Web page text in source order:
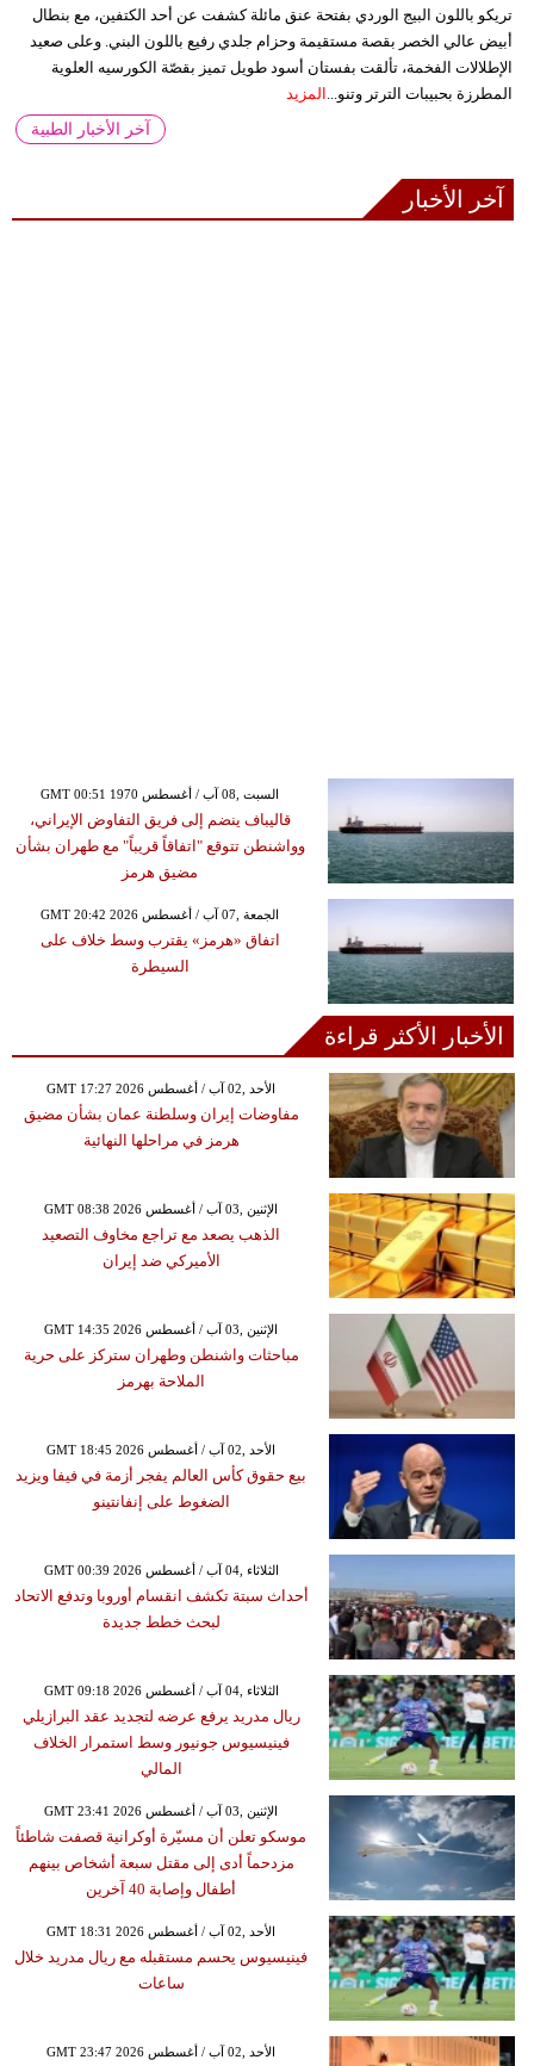
تريكو باللون البيج الوردي بفتحة عنق مائلة كشفت عن أحد الكتفين، مع بنطال
أبيض عالي الخصر بقصة مستقيمة وحزام جلدي رفيع باللون البني. وعلى صعيد
الإطلالات الفخمة، تألقت بفستان أسود طويل تميز بقصّة الكورسيه العلوية
المطرزة بحبيبات الترتر وتنو... المزيد
آخر الأخبار الطبية
آخر الأخبار
GMT 00:51 1970 السبت ,08 آب / أغسطس
قاليباف ينضم إلى فريق التفاوض الإيراني،
وواشنطن تتوقع "اتفاقاً قريباً" مع طهران بشأن
مضيق هرمز
GMT 20:42 2026 الجمعة ,07 آب / أغسطس
اتفاق «هرمز» يقترب وسط خلاف على
السيطرة
الأخبار الأكثر قراءة
GMT 17:27 2026 الأحد ,02 آب / أغسطس
مفاوضات إيران وسلطنة عمان بشأن مضيق
هرمز في مراحلها النهائية
GMT 08:38 2026 الإثنين ,03 آب / أغسطس
الذهب يصعد مع تراجع مخاوف التصعيد
الأميركي ضد إيران
GMT 14:35 2026 الإثنين ,03 آب / أغسطس
مباحثات واشنطن وطهران ستركز على حرية
الملاحة بهرمز
GMT 18:45 2026 الأحد ,02 آب / أغسطس
بيع حقوق كأس العالم يفجر أزمة في فيفا ويزيد
الضغوط على إنفانتينو
GMT 00:39 2026 الثلاثاء ,04 آب / أغسطس
أحداث سبتة تكشف انقسام أوروبا وتدفع الاتحاد
لبحث خطط جديدة
GMT 09:18 2026 الثلاثاء ,04 آب / أغسطس
ريال مدريد يرفع عرضه لتجديد عقد البرازيلي
فينيسيوس جونيور وسط استمرار الخلاف
المالي
GMT 23:41 2026 الإثنين ,03 آب / أغسطس
موسكو تعلن أن مسيّرة أوكرانية قصفت شاطئاً
مزدحماً أدى إلى مقتل سبعة أشخاص بينهم
أطفال وإصابة 40 آخرين
GMT 18:31 2026 الأحد ,02 آب / أغسطس
فينيسيوس يحسم مستقبله مع ريال مدريد خلال
ساعات
GMT 23:47 2026 الأحد ,02 آب / أغسطس